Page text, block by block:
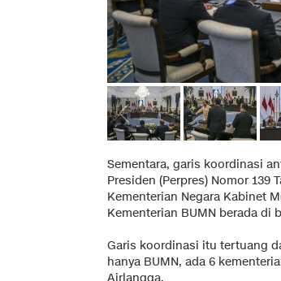
Sementara, garis koordinasi
Presiden (Perpres) Nomor 139
Kementerian Negara Kabinet
Kementerian BUMN berada di
Garis koordinasi itu tertuang
hanya BUMN, ada 6